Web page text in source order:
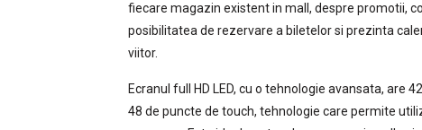
fiecare magazin existent in mall, despre promotii,
posibilitatea de rezervare a biletelor si prezinta
viitor.
Ecranul full HD LED, cu o tehnologie avansata, are
48 de puncte de touch, tehnologie care permite